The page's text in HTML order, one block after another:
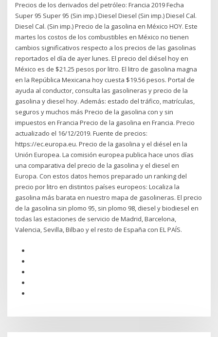
Precios de los derivados del petróleo: Francia 2019 Fecha
Super 95 Super 95 (Sin imp.) Diesel Diesel (Sin imp.) Diesel Cal.
Diesel Cal. (Sin imp.) Precio de la gasolina en México HOY. Este
martes los costos de los combustibles en México no tienen
cambios significativos respecto a los precios de las gasolinas
reportados el día de ayer lunes. El precio del diésel hoy en
México es de $21.25 pesos por litro. El litro de gasolina magna
en la República Mexicana hoy cuesta $19.56 pesos. Portal de
ayuda al conductor, consulta las gasolineras y precio de la
gasolina y diesel hoy. Además: estado del tráfico, matrículas,
seguros y muchos más Precio de la gasolina con y sin
impuestos en Francia Precio de la gasolina en Francia. Precio
actualizado el 16/12/2019. Fuente de precios:
https://ec.europa.eu. Precio de la gasolina y el diésel en la
Unión Europea. La comisión europea publica hace unos días
una comparativa del precio de la gasolina y el diesel en
Europa. Con estos datos hemos preparado un ranking del
precio por litro en distintos países europeos: Localiza la
gasolina más barata en nuestro mapa de gasolineras. El precio
de la gasolina sin plomo 95, sin plomo 98, diesel y biodiesel en
todas las estaciones de servicio de Madrid, Barcelona,
Valencia, Sevilla, Bilbao y el resto de España con EL PAÍS.